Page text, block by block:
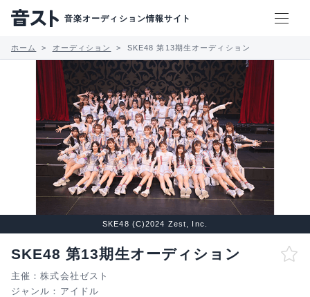
音楽オーディション情報サイト
ホーム オーディション SKE48 第13期生オーディション
SKE48 (C)2024 Zest, Inc.
SKE48 第13期生オーディション
主催：株式会社ゼスト
ジャンル： アイドル